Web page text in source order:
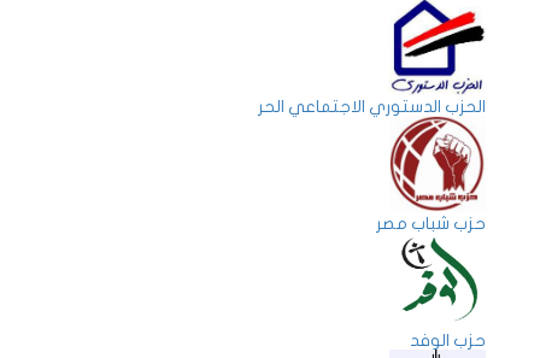
الحزب الدستوري الاجتماعي الحر
حزب شباب مصر
حزب الوفد